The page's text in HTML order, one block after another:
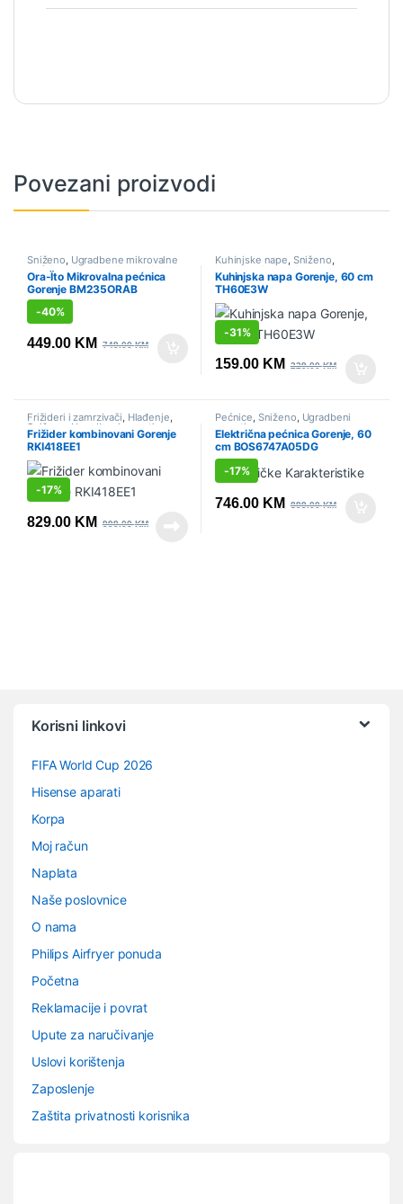
Povezani proizvodi
Sniženo Ugradbene mikrovalne
pećnice , Ugradbeni aparati
Ora-Ïto Mikrovalna pećnica
Gorenje BM235ORAB
-40%
449.00 KM 749.00KM
Kuhinjske nape Sniženo
Ugradbeni aparati
Kuhinjska napa Gorenje, 60 cm
TH60E3W
-31%
159.00 KM 229.00KM
Frižideri i zamrzivači, Hlađenje,
Sniženo ,Ugradbeni aparati
Ugradbeni frižideri
Frižider kombinovani Gorenje
RKI418EE1
-17%
829.00 KM 999.00KM
Pećnice, Sniženo, Ugradbeni
aparati
Električna pećnica Gorenje, 60
cm BOS6747A05DG
-17%
746.00 KM 899.00KM
Korisni linkovi
FIFA World Cup 2026
Hisense aparati
Korpa
Moj račun
Naplata
Naše poslovnice
O nama
Philips Airfryer ponuda
Početna
Reklamacije i povrat
Upute za naručivanje
Uslovi korištenja
Zaposlenje
Zaštita privatnosti korisnika